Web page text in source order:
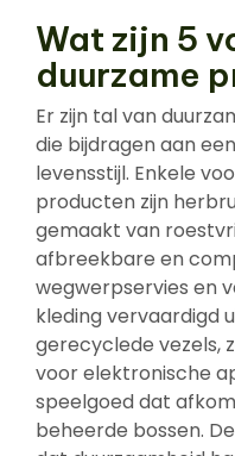
Wat zijn 5
duurzame
Er zijn tal van
die bijdragen aan
levensstijl. Enkele
producten zijn
gemaakt van
afbreekbare en
wegwerpservies en
kleding vervaardigd
gerecyclede vezels,
voor elektronische
speelgoed dat
beheerde bossen.